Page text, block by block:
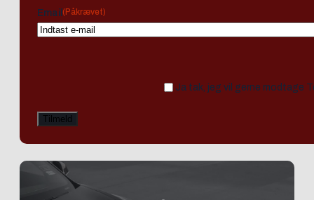
Email (Påkrævet)
Ja tak, jeg vil gerne modtage